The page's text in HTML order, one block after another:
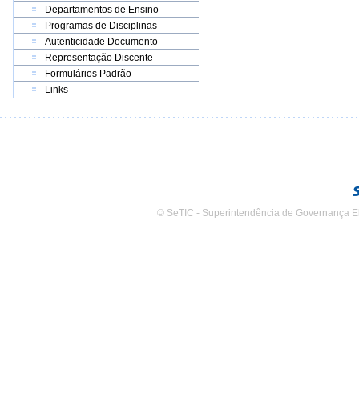
Departamentos de Ensino
Programas de Disciplinas
Autenticidade Documento
Representação Discente
Formulários Padrão
Links
© SeTIC - Superintendência de Governança